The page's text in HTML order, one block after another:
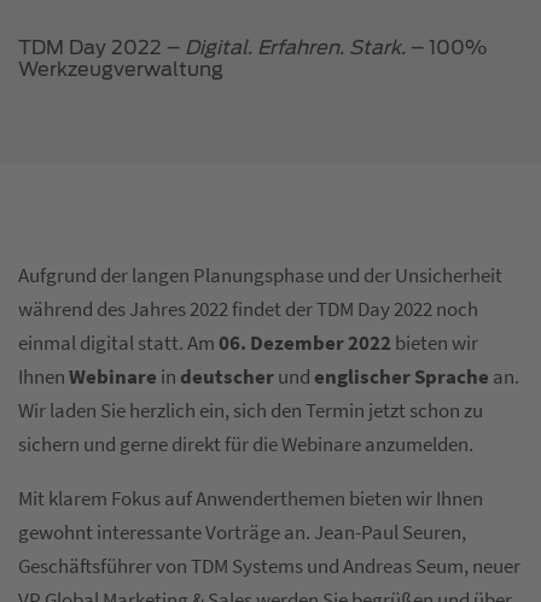
TDM Day 2022 – Digital. Erfahren. Stark. – 100%
Werkzeugverwaltung
Aufgrund der langen Planungsphase und der Unsicherheit
während des Jahres 2022 findet der TDM Day 2022 noch
einmal digital statt. Am06. Dezember 2022 bieten wir
IhnenWebinare in deutscherundenglischer Sprache an.
Wir laden Sie herzlich ein, sich den Termin jetzt schon zu
sichern und gerne direkt für die Webinare anzumelden.
Mit klarem Fokus auf Anwenderthemen bieten wir Ihnen
gewohnt interessante Vorträge an. Jean-Paul Seuren,
Geschäftsführer von TDM Systems und Andreas Seum, neuer